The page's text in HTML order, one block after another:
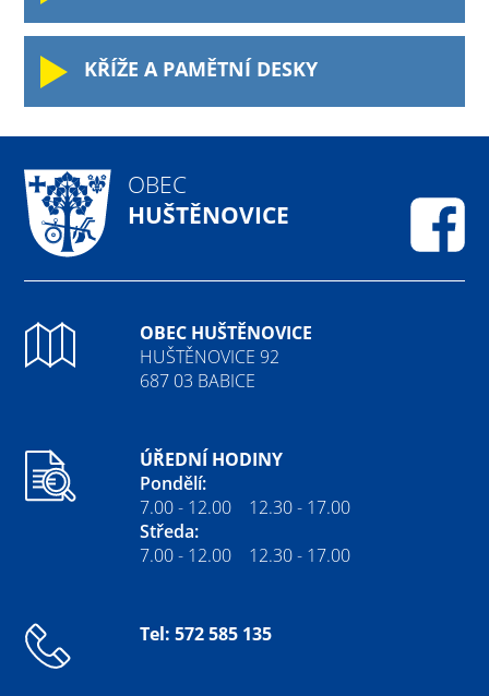
KŘÍŽE A PAMĚTNÍ DESKY
OBEC
HUŠTĚNOVICE
OBEC HUŠTĚNOVICE
HUŠTĚNOVICE 92
687 03 BABICE
ÚŘEDNÍ HODINY
Pondělí:
7.00 - 12.00 12.30 - 17.00
Středa:
7.00 - 12.00 12.30 - 17.00
Tel: 572 585 135